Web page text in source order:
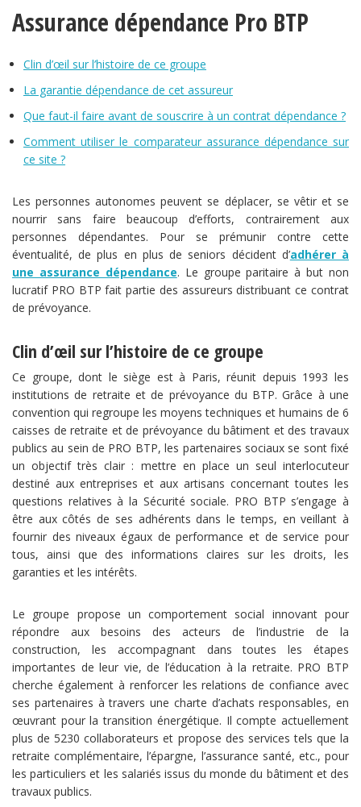
Assurance dépendance Pro BTP
Clin d’œil sur l’histoire de ce groupe
La garantie dépendance de cet assureur
Que faut-il faire avant de souscrire à un contrat dépendance ?
Comment utiliser le comparateur assurance dépendance sur
ce site ?
Les personnes autonomes peuvent se déplacer, se vêtir et se
nourrir sans faire beaucoup d’efforts, contrairement aux
personnes dépendantes. Pour se prémunir contre cette
éventualité, de plus en plus de seniors décident d’adhérer à
une assurance dépendance. Le groupe paritaire à but non
lucratif PRO BTP fait partie des assureurs distribuant ce contrat
de prévoyance.
Clin d’œil sur l’histoire de ce groupe
Ce groupe, dont le siège est à Paris, réunit depuis 1993 les
institutions de retraite et de prévoyance du BTP. Grâce à une
convention qui regroupe les moyens techniques et humains de 6
caisses de retraite et de prévoyance du bâtiment et des travaux
publics au sein de PRO BTP, les partenaires sociaux se sont fixé
un objectif très clair : mettre en place un seul interlocuteur
destiné aux entreprises et aux artisans concernant toutes les
questions relatives à la Sécurité sociale. PRO BTP s’engage à
être aux côtés de ses adhérents dans le temps, en veillant à
fournir des niveaux égaux de performance et de service pour
tous, ainsi que des informations claires sur les droits, les
garanties et les intérêts.
Le groupe propose un comportement social innovant pour
répondre aux besoins des acteurs de l’industrie de la
construction, les accompagnant dans toutes les étapes
importantes de leur vie, de l’éducation à la retraite. PRO BTP
cherche également à renforcer les relations de confiance avec
ses partenaires à travers une charte d’achats responsables, en
œuvrant pour la transition énergétique. Il compte actuellement
plus de 5230 collaborateurs et propose des services tels que la
retraite complémentaire, l’épargne, l’assurance santé, etc., pour
les particuliers et les salariés issus du monde du bâtiment et des
travaux publics.